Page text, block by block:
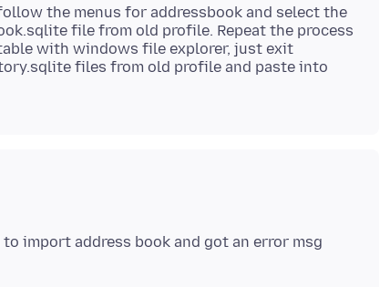
the menus for addressbook and select the
file from old profile. Repeat the process
with windows file explorer, just exit
files from old profile and paste into
import address book and got an error msg